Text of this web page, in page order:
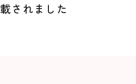
載されました